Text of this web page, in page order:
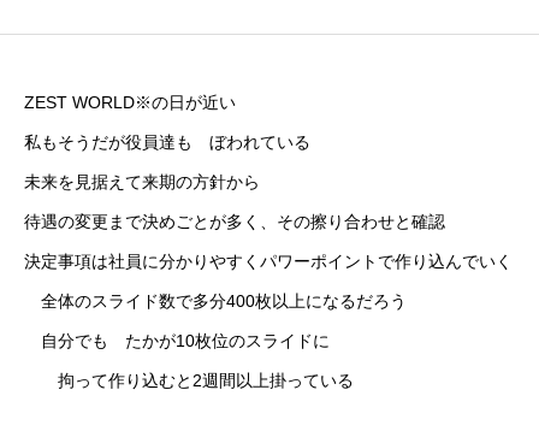
お問い合わせ
採用情報
ブログ
ZEST WORLD※の日が近い
私もそうだが役員達も ぼわれている
未来を見据えて来期の方針から
待遇の変更まで決めごとが多く、その擦り合わせと確認
決定事項は社員に分かりやすくパワーポイントで作り込んでいく
全体のスライド数で多分400枚以上になるだろう
自分でも たかが10枚位のスライドに
拘って作り込むと2週間以上掛っている